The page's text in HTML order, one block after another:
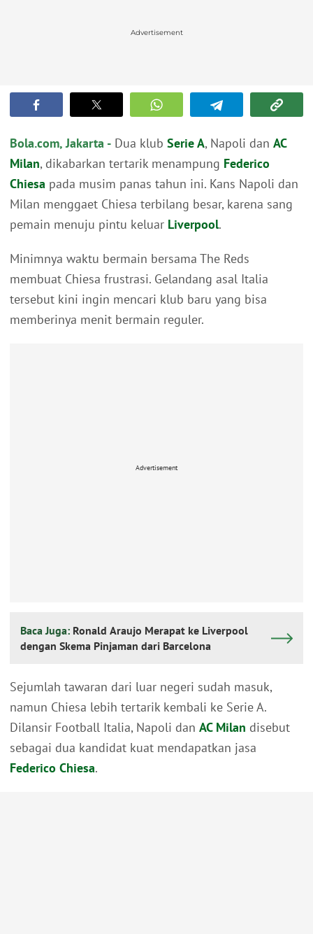
Advertisement
Bola.com, Jakarta - Dua klub Serie A, Napoli dan AC
Milan, dikabarkan tertarik menampung Federico
Chiesa pada musim panas tahun ini. Kans Napoli dan
Milan menggaet Chiesa terbilang besar, karena sang
pemain menuju pintu keluar Liverpool.
Minimnya waktu bermain bersama The Reds
membuat Chiesa frustrasi. Gelandang asal Italia
tersebut kini ingin mencari klub baru yang bisa
memberinya menit bermain reguler.
Advertisement
Baca Juga: Ronald Araujo Merapat ke Liverpool
dengan Skema Pinjaman dari Barcelona
Sejumlah tawaran dari luar negeri sudah masuk,
namun Chiesa lebih tertarik kembali ke Serie A.
Dilansir Football Italia, Napoli dan AC Milan disebut
sebagai dua kandidat kuat mendapatkan jasa
Federico Chiesa.